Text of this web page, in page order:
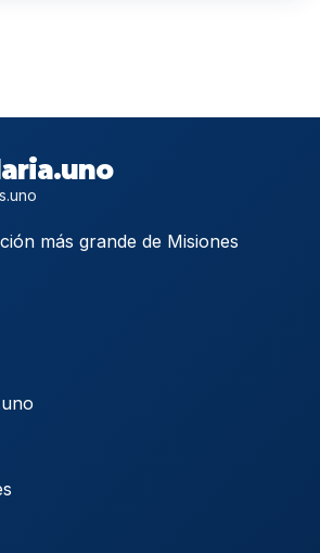
más grande de Misiones